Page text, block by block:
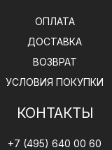
ОПЛАТА
ДОСТАВКА
ВОЗВРАТ
УСЛОВИЯ ПОКУПКИ
КОНТАКТЫ
+7 (495) 640 00 60